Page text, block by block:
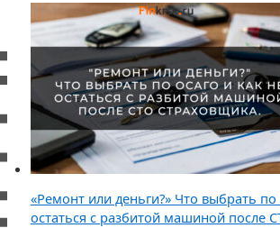
«Ремонт или деньги?» Что выбрать
остаться с разбитой машиной после